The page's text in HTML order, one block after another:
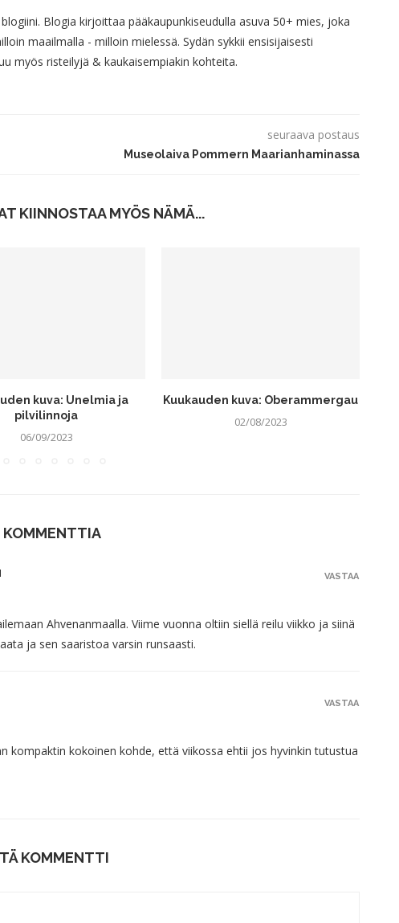
Blogia kirjoittaa pääkaupunkiseudulla asuva 50+ mies, joka
maailmalla - milloin mielessä. Sydän sykkii ensisijaisesti
myös risteilyjä & kaukaisempiakin kohteita.
seuraava postaus
Museolaiva Pommern Maarianhaminassa
KIINNOSTAA MYÖS NÄMÄ...
kuva: Unelmia ja
pilvilinnoja
06/09/2023
Kuukauden kuva: Oberammergau
02/08/2023
KOMMENTTIA
Ahvenanmaalla. Viime vuonna oltiin siellä reilu viikko ja siinä
ja sen saaristoa varsin runsaasti.
VASTAA
kompaktin kokoinen kohde, että viikossa ehtii jos hyvinkin tutustua
VASTAA
KOMMENTTI